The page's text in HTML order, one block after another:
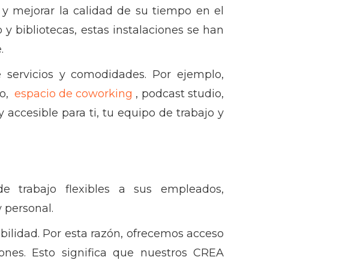
mejorar la calidad de su tiempo en el
bibliotecas, estas instalaciones se han
y comodidades. Por ejemplo,
espacio de coworking , podcast studio,
accesible para ti, tu equipo de trabajo y
trabajo flexibles a sus empleados,
Por esta razón, ofrecemos acceso
Esto significa que nuestros CREA